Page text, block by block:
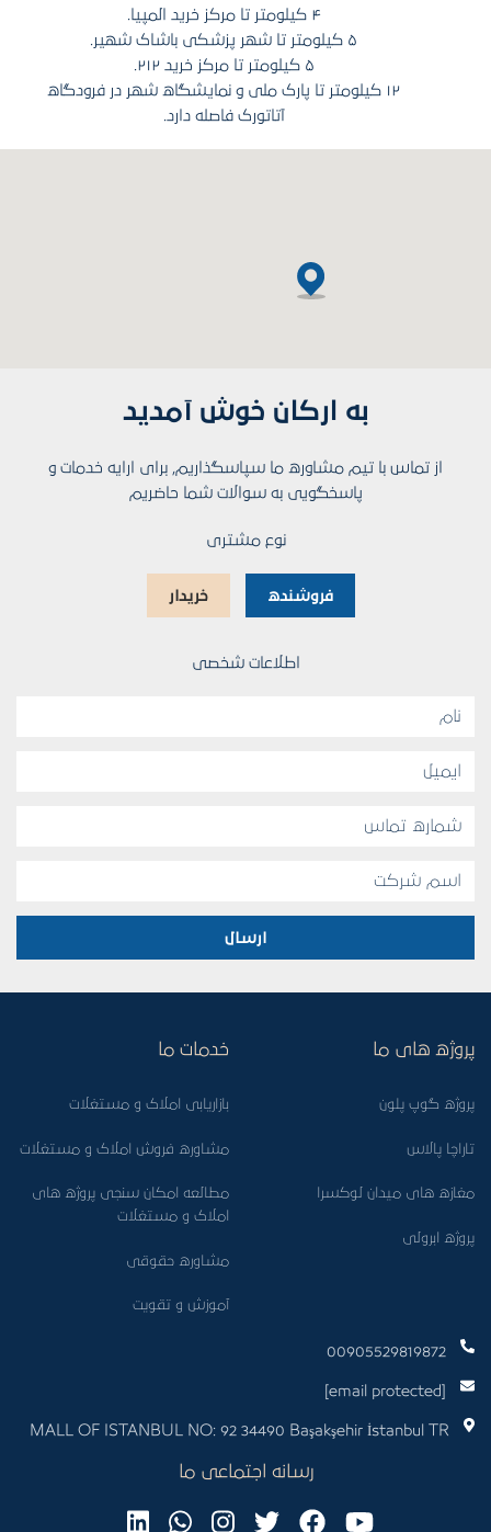
۴ کیلومتر تا مرکز خرید المپیا.
۵ کیلومتر تا شهر پزشکی باشاک شهیر.
۵ کیلومتر تا مرکز خرید ۲۱۲.
۱۲ کیلومتر تا پارک ملی و نمایشگاه شهر در فرودگاه
آتاتورک فاصله دارد.
به ارکان خوش آمدید
از تماس با تیم مشاوره ما سپاسگذاریم, برای ارایه خدمات و
پاسخگویی به سوالات شما حاضریم
نوع مشتری
فروشنده خریدار
اطلاعات شخصی
ارسال
00905529819872
[email protected]
MALL OF ISTANBUL NO: 92 34490 Başakşehir İstanbul TR
پروژه های ما
پروژه گوپ پلون
تاراچا پالاس
مغازه های میدان لوکسرا
پروژه ابرولی
خدمات ما
بازاریابی املاک و مستغلات
مشاوره فروش املاک و مستغلات
مطالعه امکان سنجی پروژه های
املاک و مستغلات
مشاوره حقوقی
آموزش و تقویت
رسانه اجتماعی ما